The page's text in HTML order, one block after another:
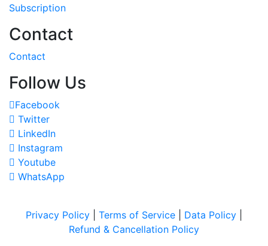
Subscription
Contact
Contact
Follow Us
Facebook
Twitter
LinkedIn
Instagram
Youtube
WhatsApp
Privacy Policy Terms of Service Data Policy
Refund & Cancellation Policy